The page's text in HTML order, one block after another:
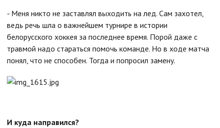
- Меня никто не заставлял выходить на лед. Сам захотел,
ведь речь шла о важнейшем турнире в истории
белорусского хоккея за последнее время. Порой даже с
травмой надо стараться помочь команде. Но в ходе матча
понял, что не способен. Тогда и попросил замену.
И куда направился?